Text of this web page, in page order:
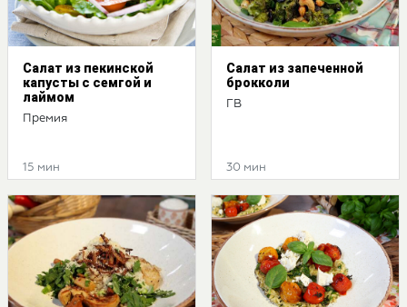
Салат из пекинской
капусты с семгой и
лаймом
Премия
15 мин
Салат из запеченной
брокколи
ГВ
30 мин